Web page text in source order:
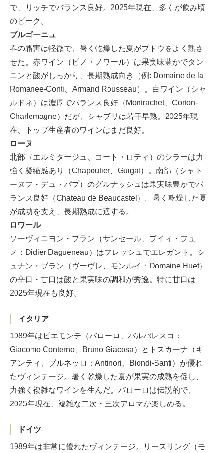
で、リッチでバランス良好。2025年現在、多くが飲み頃
のピーク。
ブルゴーニュ
春の霜害は軽微で、暑く乾燥した夏がブドウをよく熟さ
せた。赤ワイン（ピノ・ノワール）は果実味豊かでタン
ニンと酸がしっかり、長期熟成向き（例: Domaine de la
Romanee-Conti、Armand Rousseau）。白ワイン（シャ
ルドネ）は濃厚でバランス良好（Montrachet、Corton-
Charlemagne）だが、シャブリは若干早熟。2025年現
在、トップ生産者のワインはまだ良好。
ローヌ
北部（エルミタージュ、コート・ロティ）のシラーは力
強く凝縮感あり（Chapoutier、Guigal）。南部（シャト
ーヌフ・デュ・パプ）のグルナッシュは果実味豊かでバ
ランス良好（Chateau de Beaucastel）。暑く乾燥した夏
が成功を支え、長期熟成に適する。
ロワール
ソーヴィニヨン・ブラン（サンセール、プイィ・フュ
メ：Didier Dagueneau）はフレッシュでエレガント。シ
ュナン・ブラン（ヴーヴレ、モンルイ：Domaine Huet）
の辛口・甘口は酸と果実味の調和が秀逸。特に甘口は
2025年現在も良好。
イタリア
1989年はピエモンテ（バローロ、バルバレスコ：
Giacomo Conterno、Bruno Giacosa）とトスカーナ（キ
アンティ、ブルネッロ：Antinori、Biondi-Santi）が優れ
たヴィンテージ。暑く乾燥した夏が果実の成熟を促し、
力強く複雑なワインを生んだ。バローロは伝説的で、
2025年現在、複雑な二次・三次アロマが楽しめる。
ドイツ
1989年は非常に優れたヴィンテージ。リースリング（モ